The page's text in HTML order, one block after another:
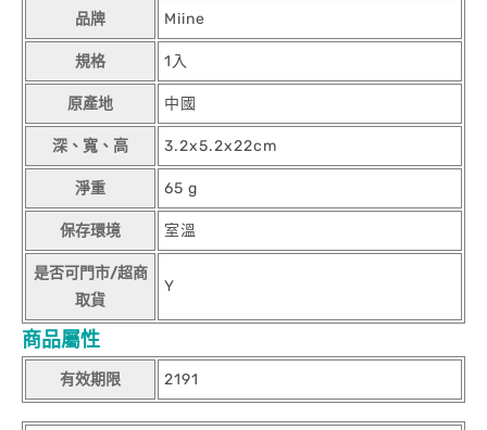
品牌 Miine
規格 1入
原產地 中國
深、寬、高 3.2x5.2x22cm
淨重 65 g
保存環境 室溫
是否可門市/超商
取貨
Y
商品屬性
有效期限 2191